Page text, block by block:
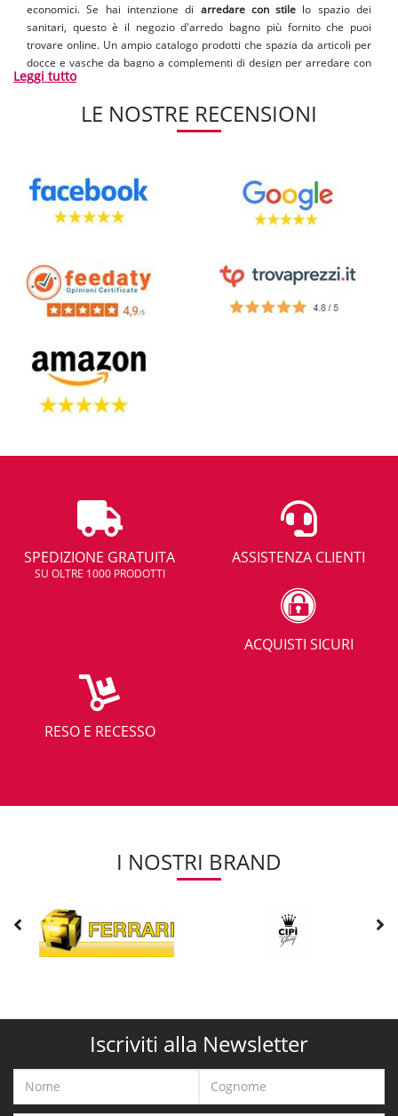
economici. Se hai intenzione di arredare con stile lo spazio dei
sanitari, questo è il negozio d'arredo bagno più fornito che puoi
trovare online. Un ampio catalogo prodotti che spazia da articoli per
docce e vasche da bagno a complementi di design per arredare con
gusto le pareti del tuo bagnetto.
Guarda come realizzare unarredo moderno
è necessario andare da Leroy Merlin o Ikea per comprare prodotti
per completare la zona wc, perchè puoi acquistare tutto dal nostro
bagno shop a costi anche più bassi. Reperire imobili da bagno
Se non sai dove comprare box doccia, lavandini, bidet e naturalmente
water, contattaci per un consiglio sugli articoli per sanitari più
trovare delle offerte allettanti, a prezzi di vendita che non speravi di
trovare. Creare il tuo progetto di bagno sarà divertente e semplice,
grazie ad un team in grado di consigliarti e suggerire il miglior arredo
per abbellire il bagno di casa.
Scopri le ultime tendenze, lanuova linea di rubinettiche fa di moda
la chiave vincente per creare dei progetti per bagni apprezzati e
capaci trasmettere fascino nel tempo, ma anche un modo per dare
Leggi tutto
LE NOSTRE RECENSIONI
SPEDIZIONE GRATUITA
SU OLTRE 1000 PRODOTTI
ASSISTENZA CLIENTI
ACQUISTI SICURI
RESO E RECESSO
I NOSTRI BRAND
Iscriviti alla Newsletter